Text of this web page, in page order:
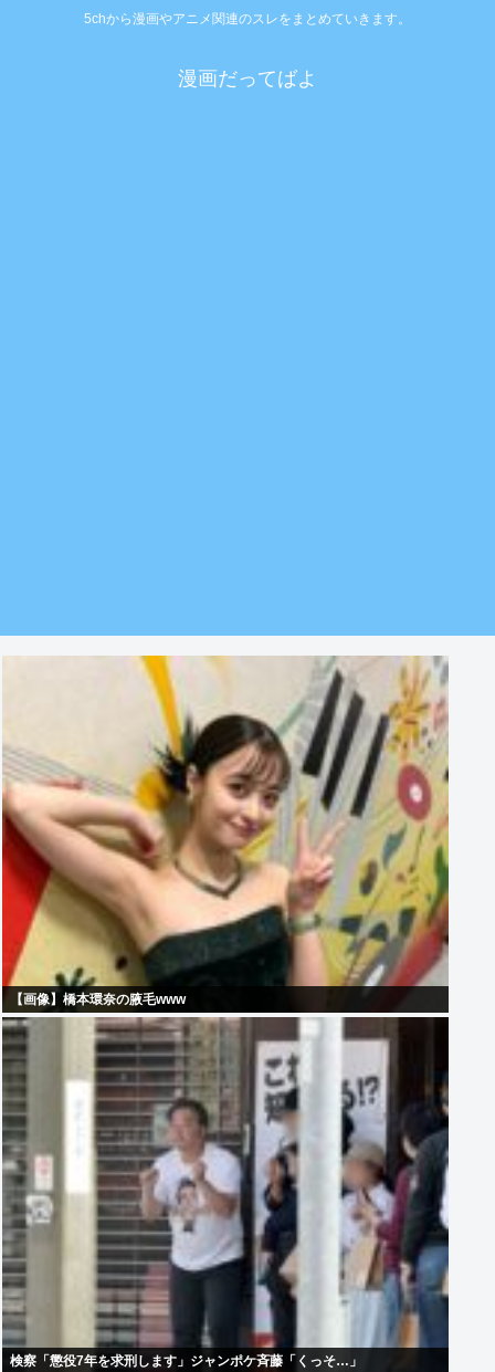
5chから漫画やアニメ関連のスレをまとめていきます。
漫画だってばよ
【画像】橋本環奈の腋毛www
検察「懲役7年を求刑します」ジャンポケ斉藤「くっそ…」